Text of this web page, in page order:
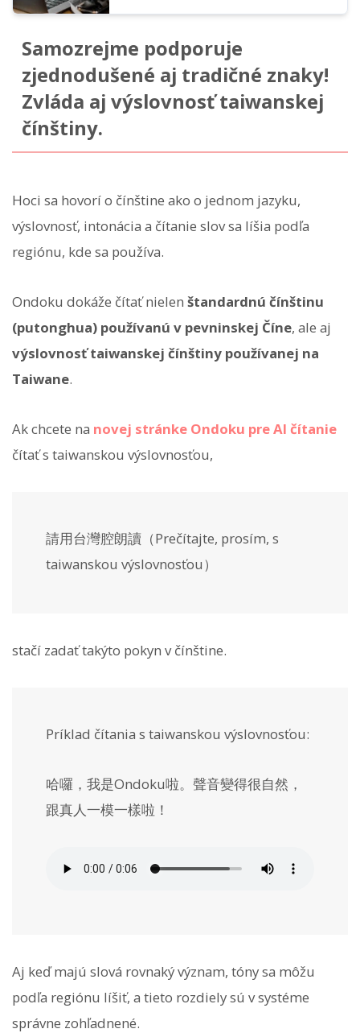
Samozrejme podporuje
zjednodušené aj tradičné znaky!
Zvláda aj výslovnosť taiwanskej
čínštiny.
Hoci sa hovorí o čínštine ako o jednom jazyku,
výslovnosť, intonácia a čítanie slov sa líšia podľa
regiónu, kde sa používa.
Ondoku dokáže čítať nielen štandardnú čínštinu
(putonghua) používanú v pevninskej Číne, ale aj
výslovnosť taiwanskej čínštiny používanej na
Taiwane.
Ak chcete na novej stránke Ondoku pre AI čítanie
čítať s taiwanskou výslovnosťou,
請用台灣腔朗讀（Prečítajte, prosím, s
taiwanskou výslovnosťou）
stačí zadať takýto pokyn v čínštine.
Príklad čítania s taiwanskou výslovnosťou:
哈囉，我是Ondoku啦。聲音變得很自然，
跟真人一模一樣啦！
Aj keď majú slová rovnaký význam, tóny sa môžu
podľa regiónu líšiť, a tieto rozdiely sú v systéme
správne zohľadnené.